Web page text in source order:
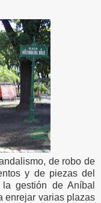
de robo de
y de piezas del
gestión de Aníbal
enrejar varias plazas